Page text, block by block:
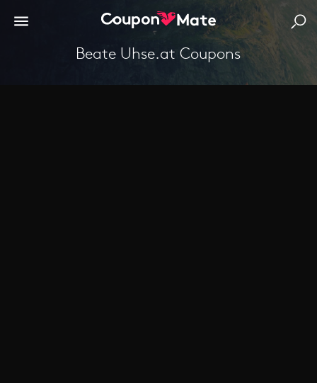
Beate Uhse.at Coupons